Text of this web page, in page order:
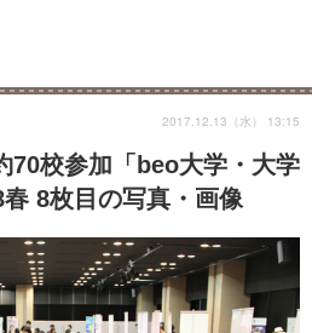
70校参加「beo大学・大学
8枚目の写真・画像
2017.12.13（水） 13:15